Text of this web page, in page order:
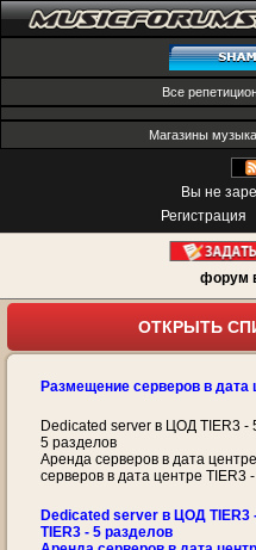
Все
Магазины
Вы не
Регистрация
форум
ОТКРЫТЬ
Размещение серверов в дата
Dedicated server в ЦОД TIER3
5 разделов
Аренда серверов в дата
серверов в дата центре TIER3
Dedicated server в ЦОД
TIER3 - 5 разделов